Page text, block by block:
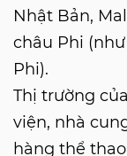
Nhật Bản,
châu Phi
Phi).
Thị trường
viện, nhà
hàng thể